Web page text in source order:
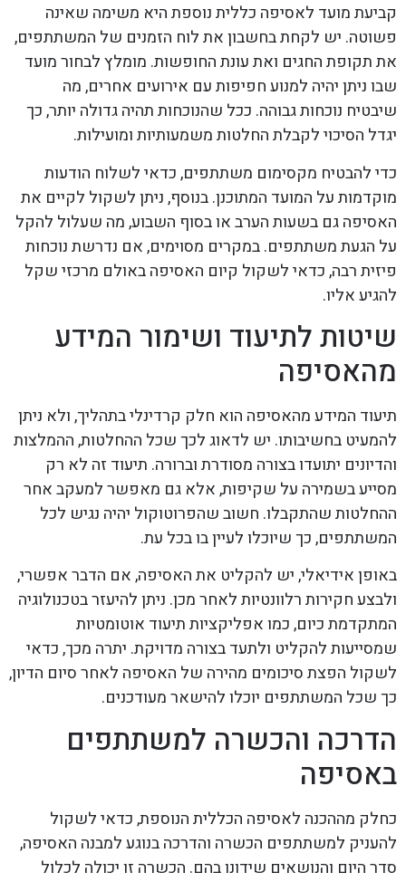
קביעת מועד לאסיפה כללית נוספת היא משימה שאינה
פשוטה. יש לקחת בחשבון את לוח הזמנים של המשתתפים,
את תקופת החגים ואת עונת החופשות. מומלץ לבחור מועד
שבו ניתן יהיה למנוע חפיפות עם אירועים אחרים, מה
שיבטיח נוכחות גבוהה. ככל שהנוכחות תהיה גדולה יותר, כך
יגדל הסיכוי לקבלת החלטות משמעותיות ומועילות.
כדי להבטיח מקסימום משתתפים, כדאי לשלוח הודעות
מוקדמות על המועד המתוכנן. בנוסף, ניתן לשקול לקיים את
האסיפה גם בשעות הערב או בסוף השבוע, מה שעלול להקל
על הגעת משתתפים. במקרים מסוימים, אם נדרשת נוכחות
פיזית רבה, כדאי לשקול קיום האסיפה באולם מרכזי שקל
להגיע אליו.
שיטות לתיעוד ושימור המידע
מהאסיפה
תיעוד המידע מהאסיפה הוא חלק קרדינלי בתהליך, ולא ניתן
להמעיט בחשיבותו. יש לדאוג לכך שכל ההחלטות, ההמלצות
והדיונים יתועדו בצורה מסודרת וברורה. תיעוד זה לא רק
מסייע בשמירה על שקיפות, אלא גם מאפשר למעקב אחר
ההחלטות שהתקבלו. חשוב שהפרוטוקול יהיה נגיש לכל
המשתתפים, כך שיוכלו לעיין בו בכל עת.
באופן אידיאלי, יש להקליט את האסיפה, אם הדבר אפשרי,
ולבצע חקירות רלוונטיות לאחר מכן. ניתן להיעזר בטכנולוגיה
המתקדמת כיום, כמו אפליקציות תיעוד אוטומטיות
שמסייעות להקליט ולתעד בצורה מדויקת. יתרה מכך, כדאי
לשקול הפצת סיכומים מהירה של האסיפה לאחר סיום הדיון,
כך שכל המשתתפים יוכלו להישאר מעודכנים.
הדרכה והכשרה למשתתפים
באסיפה
כחלק מההכנה לאסיפה הכללית הנוספת, כדאי לשקול
להעניק למשתתפים הכשרה והדרכה בנוגע למבנה האסיפה,
סדר היום והנושאים שידונו בהם. הכשרה זו יכולה לכלול